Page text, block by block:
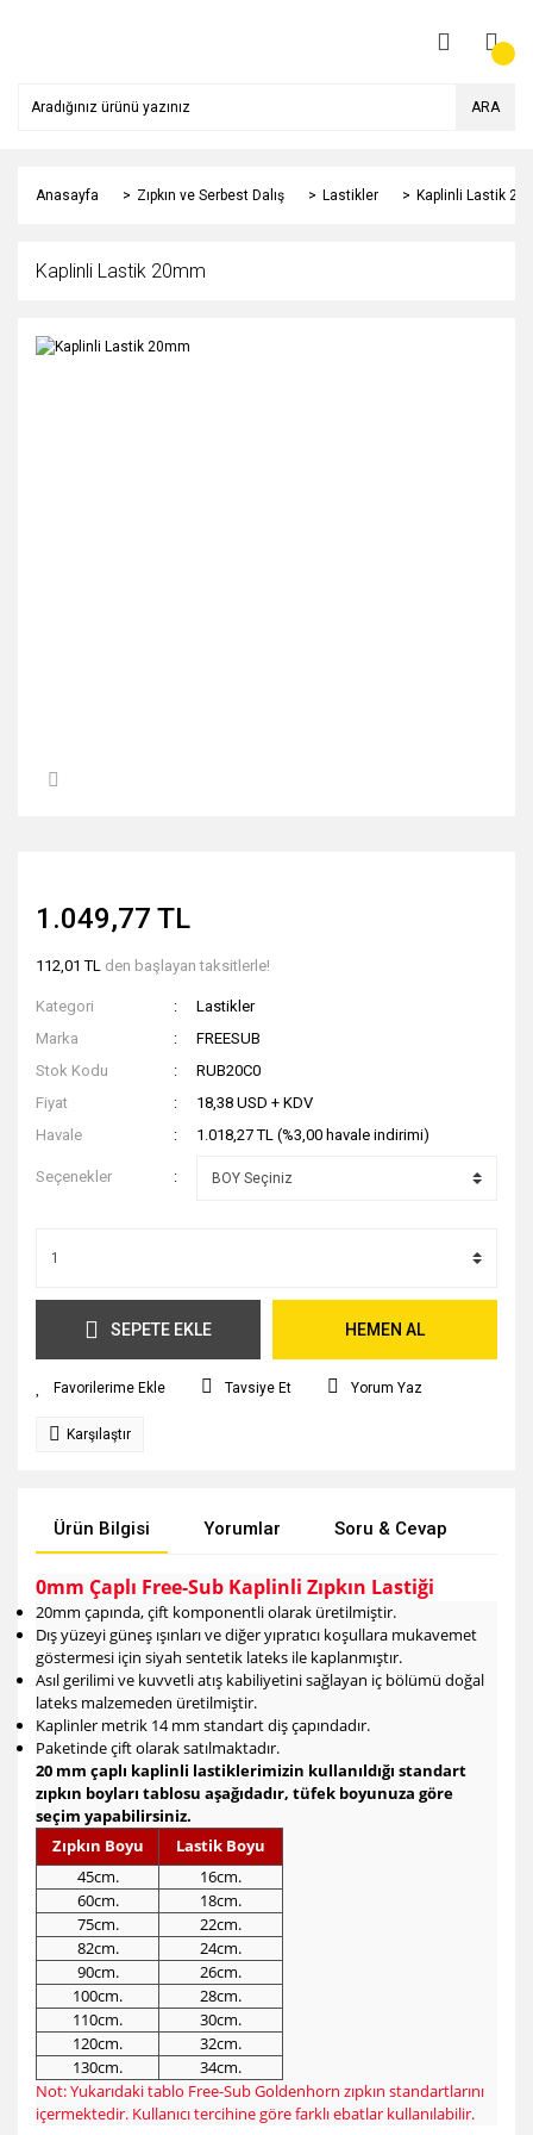
ARA
Anasayfa Zıpkın ve Serbest Dalış Lastikler Kaplinli Lastik
Kaplinli Lastik 20mm
1.049,77 TL
112,01 TL den başlayan taksitlerle!
Kategori
Lastikler
Marka
FREESUB
Stok Kodu
RUB20C0
Fiyat
18,38 USD + KDV
Havale
1.018,27 TL (%3,00 havale indirimi)
Seçenekler
SEPETE EKLE HEMEN AL
Tavsiye Et Yorum Yaz
Karşılaştır
Ürün Bilgisi Yorumlar Soru & Cevap
0mm Çaplı Free-Sub Kaplinli Zıpkın Lastiği
20mm çapında, çift komponentli olarak üretilmiştir.
Dış yüzeyi güneş ışınları ve diğer yıpratıcı koşullara mukavemet
göstermesi için siyah sentetik lateks ile kaplanmıştır.
Asıl gerilimi ve kuvvetli atış kabiliyetini sağlayan iç bölümü doğal
lateks malzemeden üretilmiştir.
Kaplinler metrik 14 mm standart diş çapındadır.
Paketinde çift olarak satılmaktadır.
20 mm çaplı kaplinli lastiklerimizin kullanıldığı standart
zıpkın boyları tablosu aşağıdadır, tüfek boyunuza göre
seçim yapabilirsiniz.
Zıpkın Boyu
Lastik Boyu
45cm.
16cm.
60cm.
18cm.
75cm.
22cm.
82cm.
24cm.
90cm.
26cm.
100cm.
28cm.
110cm.
30cm.
120cm.
32cm.
130cm.
34cm.
Not: Yukarıdaki tablo Free-Sub Goldenhorn zıpkın standartlarını
içermektedir. Kullanıcı tercihine göre farklı ebatlar kullanılabilir.